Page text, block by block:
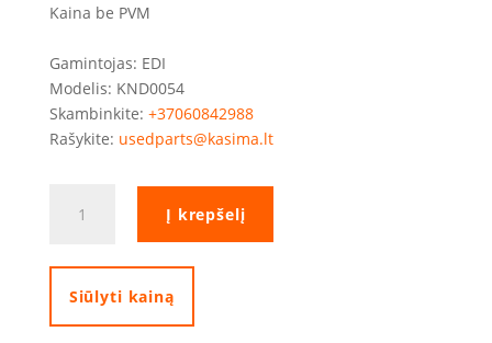
Kaina be PVM
Gamintojas: EDI
Modelis: KND0054
Skambinkite: +37060842988
Rašykite: usedparts@kasima.lt
kiekis:
hidraulinė
sklendė
Į krepšelį
Siūlyti kainą